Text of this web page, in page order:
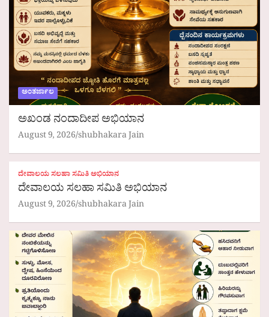
ಅಂತರ್ಜಾಲ
ಅಖಂಡ ನಂದಾದೀಪ ಅಭಿಯಾನ
August 9, 2026 shubhakara Jain
ದೇವಾಲಯ ಸಲಹಾ ಸಮಿತಿ ಅಭಿಯಾನ
ದೇವಾಲಯ ಸಲಹಾ ಸಮಿತಿ ಅಭಿಯಾನ
August 9, 2026 shubhakara Jain